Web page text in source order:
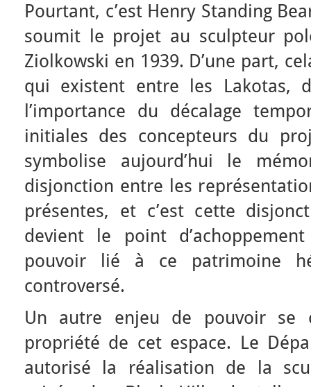
Pourtant, c’est Henry Standing
soumit le projet au sculpteur
Ziolkowski en 1939. D’une part,
qui existent entre les Lakotas,
l’importance du décalage
initiales des concepteurs du
symbolise aujourd’hui le
disjonction entre les
présentes, et c’est cette
devient le point
pouvoir lié à ce patrimoine
controversé.
Un autre enjeu de pouvoir se
propriété de cet espace. Le
autorisé la réalisation de la